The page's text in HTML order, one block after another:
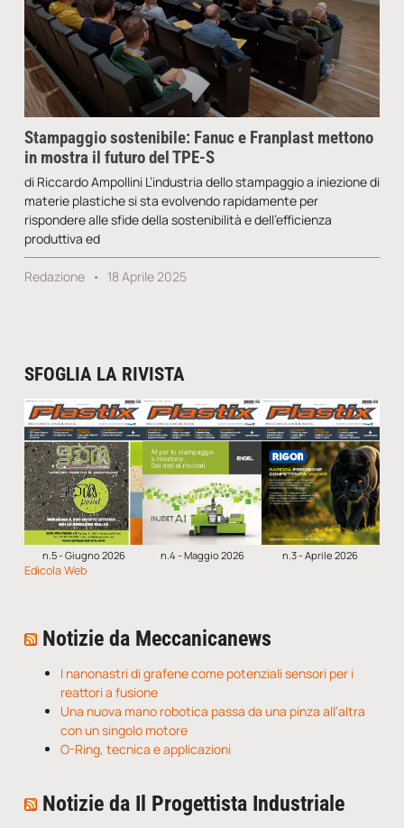
Stampaggio sostenibile: Fanuc e Franplast mettono
in mostra il futuro del TPE-S
di Riccardo Ampollini L’industria dello stampaggio a iniezione di
materie plastiche si sta evolvendo rapidamente per
rispondere alle sfide della sostenibilità e dell’efficienza
produttiva ed
Redazione 18 Aprile 2025
SFOGLIA LA RIVISTA
n.5 - Giugno 2026 n.4 - Maggio 2026 n.3 - Aprile 2026
Edicola Web
Notizie da Meccanicanews
I nanonastri di grafene come potenziali sensori per i
reattori a fusione
Una nuova mano robotica passa da una pinza all’altra
con un singolo motore
O-Ring, tecnica e applicazioni
Notizie da Il Progettista Industriale